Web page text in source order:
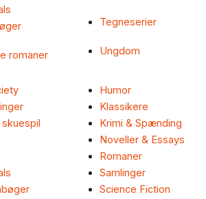
romaner
Tegneserier
Ungdom
Humor
Klassikere
Krimi & Spænding
Noveller & Essays
Romaner
Samlinger
Science Fiction